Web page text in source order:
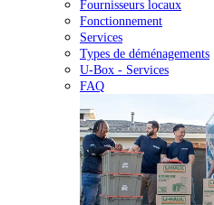
Fournisseurs locaux
Fonctionnement
Services
Types de déménagements
U-Box - Services
FAQ